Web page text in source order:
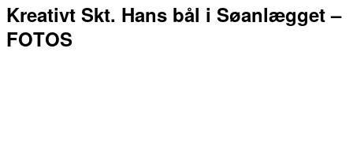
Kreativt Skt. Hans bål i Søanlægget –
FOTOS